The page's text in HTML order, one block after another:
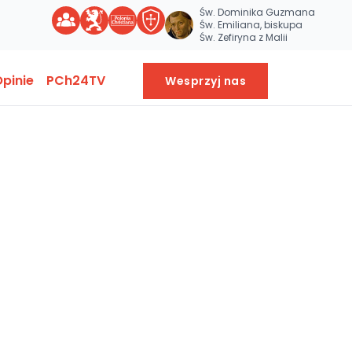
Św. Dominika Guzmana
Św. Emiliana, biskupa
Św. Zefiryna z Malii
PCh24TV Wesprzyj nas